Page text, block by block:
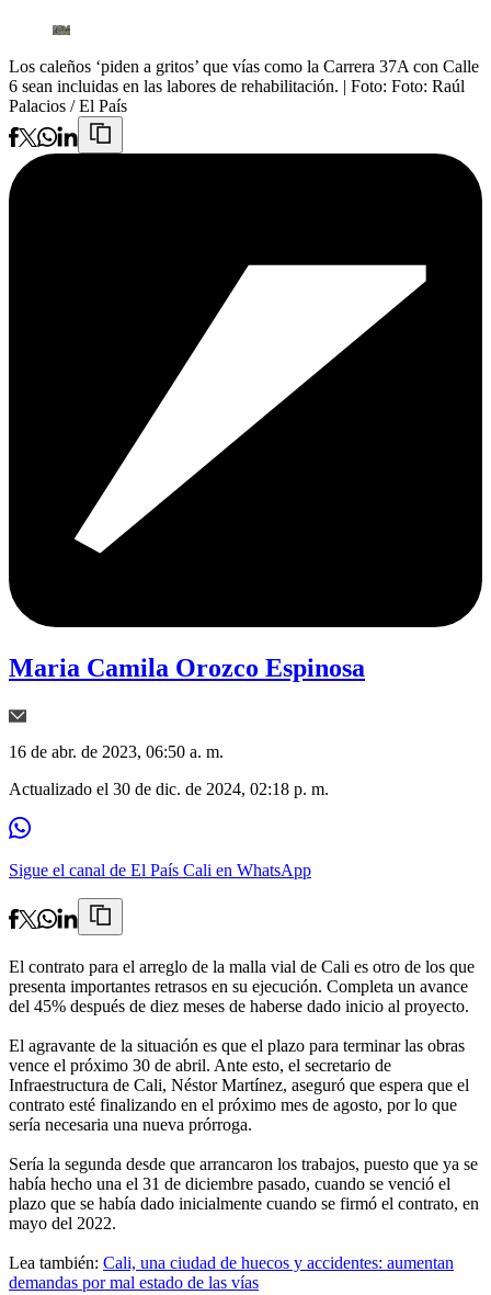
Los caleños ‘piden a gritos’ que vías como la Carrera 37A con Calle
6 sean incluidas en las labores de rehabilitación. | Foto: Foto: Raúl
Palacios / El País
Maria Camila Orozco Espinosa
16 de abr. de 2023, 06:50 a. m.
Actualizado el 30 de dic. de 2024, 02:18 p. m.
Sigue el canal de El País Cali en WhatsApp
El contrato para el arreglo de la malla vial de Cali es otro de los que
presenta importantes retrasos en su ejecución. Completa un avance
del 45% después de diez meses de haberse dado inicio al proyecto.
El agravante de la situación es que el plazo para terminar las obras
vence el próximo 30 de abril. Ante esto, el secretario de
Infraestructura de Cali, Néstor Martínez, aseguró que espera que el
contrato esté finalizando en el próximo mes de agosto, por lo que
sería necesaria una nueva prórroga.
Sería la segunda desde que arrancaron los trabajos, puesto que ya se
había hecho una el 31 de diciembre pasado, cuando se venció el
plazo que se había dado inicialmente cuando se firmó el contrato, en
mayo del 2022.
Lea también: Cali, una ciudad de huecos y accidentes: aumentan
demandas por mal estado de las vías